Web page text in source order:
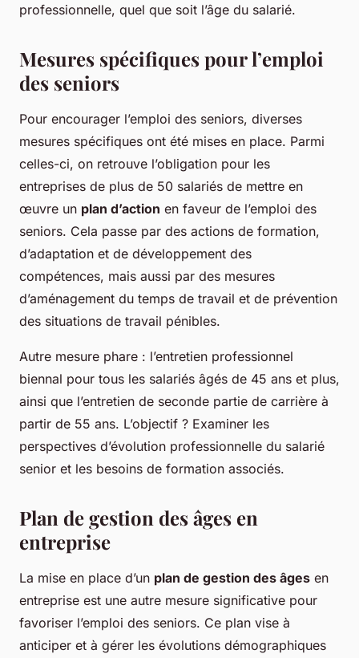
professionnelle, quel que soit l’âge du salarié.
Mesures spécifiques pour l’emploi
des seniors
Pour encourager l’emploi des seniors, diverses
mesures spécifiques ont été mises en place. Parmi
celles-ci, on retrouve l’obligation pour les
entreprises de plus de 50 salariés de mettre en
œuvre un plan d’action en faveur de l’emploi des
seniors. Cela passe par des actions de formation,
d’adaptation et de développement des
compétences, mais aussi par des mesures
d’aménagement du temps de travail et de prévention
des situations de travail pénibles.
Autre mesure phare : l’entretien professionnel
biennal pour tous les salariés âgés de 45 ans et plus,
ainsi que l’entretien de seconde partie de carrière à
partir de 55 ans. L’objectif ? Examiner les
perspectives d’évolution professionnelle du salarié
senior et les besoins de formation associés.
Plan de gestion des âges en
entreprise
La mise en place d’un plan de gestion des âges en
entreprise est une autre mesure significative pour
favoriser l’emploi des seniors. Ce plan vise à
anticiper et à gérer les évolutions démographiques